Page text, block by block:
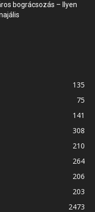
bográcsozás – Ilyen
135
75
141
308
210
264
206
203
2473